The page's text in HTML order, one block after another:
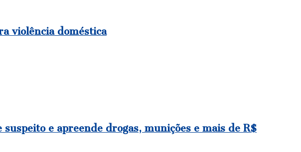
violência doméstica
e apreende drogas, munições e mais de R$